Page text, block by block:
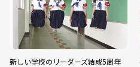
新しい学校のリーダーズ結成5周年